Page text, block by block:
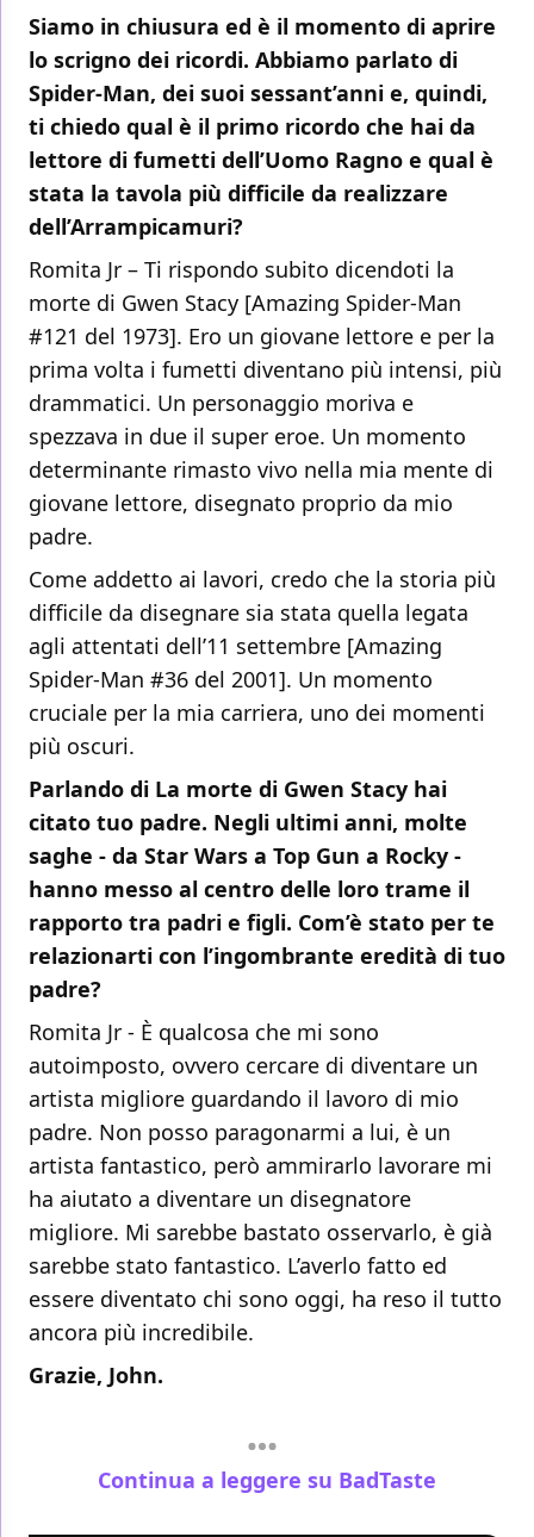
Siamo in chiusura ed è il momento di aprire
lo scrigno dei ricordi. Abbiamo parlato di
Spider-Man, dei suoi sessant’anni e, quindi,
ti chiedo qual è il primo ricordo che hai da
lettore di fumetti dell’Uomo Ragno e qual è
stata la tavola più difficile da realizzare
dell’Arrampicamuri?
Romita Jr – Ti rispondo subito dicendoti la
morte di Gwen Stacy [Amazing Spider-Man
#121 del 1973]. Ero un giovane lettore e per la
prima volta i fumetti diventano più intensi, più
drammatici. Un personaggio moriva e
spezzava in due il super eroe. Un momento
determinante rimasto vivo nella mia mente di
giovane lettore, disegnato proprio da mio
padre.
Come addetto ai lavori, credo che la storia più
difficile da disegnare sia stata quella legata
agli attentati dell’11 settembre [Amazing
Spider-Man #36 del 2001]. Un momento
cruciale per la mia carriera, uno dei momenti
più oscuri.
Parlando di La morte di Gwen Stacy hai
citato tuo padre. Negli ultimi anni, molte
saghe - da Star Wars a Top Gun a Rocky -
hanno messo al centro delle loro trame il
rapporto tra padri e figli. Com’è stato per te
relazionarti con l’ingombrante eredità di tuo
padre?
Romita Jr - È qualcosa che mi sono
autoimposto, ovvero cercare di diventare un
artista migliore guardando il lavoro di mio
padre. Non posso paragonarmi a lui, è un
artista fantastico, però ammirarlo lavorare mi
ha aiutato a diventare un disegnatore
migliore. Mi sarebbe bastato osservarlo, è già
sarebbe stato fantastico. L’averlo fatto ed
essere diventato chi sono oggi, ha reso il tutto
ancora più incredibile.
Grazie, John.
Continua a leggere su BadTaste